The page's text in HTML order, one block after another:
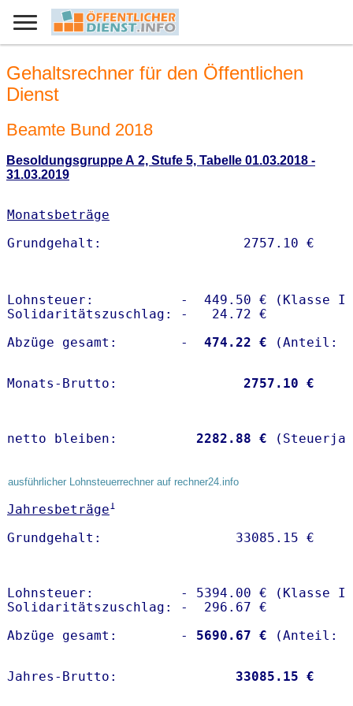
Gehaltsrechner für den Öffentlichen
Dienst
Beamte Bund 2018
Besoldungsgruppe A 2, Stufe 5, Tabelle 01.03.2018 -
31.03.2019
Monatsbeträge
Lohnsteuer:           -  449.50 € (Klasse I)
Solidaritätszuschlag: -   24.72 €
Abzüge gesamt:        -
  474.22 €
Monats-Brutto: 2757.10 €
netto bleiben: 2282.88 €
ausführlicher Lohnsteuerrechner auf rechner24.info
Jahresbeträge1
Lohnsteuer:           - 5394.00 € (Klasse I)
Solidaritätszuschlag: -  296.67 €
Abzüge gesamt:        -
5690.67 €
Jahres-Brutto: 33085.15 €